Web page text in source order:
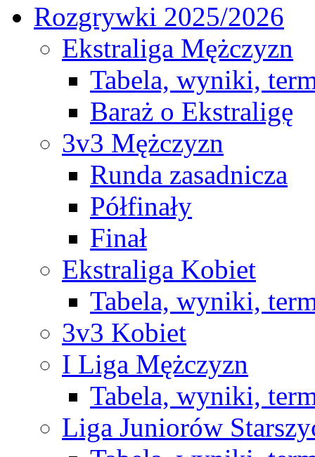
Rozgrywki 2025/2026
Ekstraliga Mężczyzn
Tabela, wyniki,
Baraż o Ekstraligę
3v3 Mężczyzn
Runda zasadnicza
Półfinały
Finał
Ekstraliga Kobiet
Tabela, wyniki,
3v3 Kobiet
I Liga Mężczyzn
Tabela, wyniki,
Liga Juniorów